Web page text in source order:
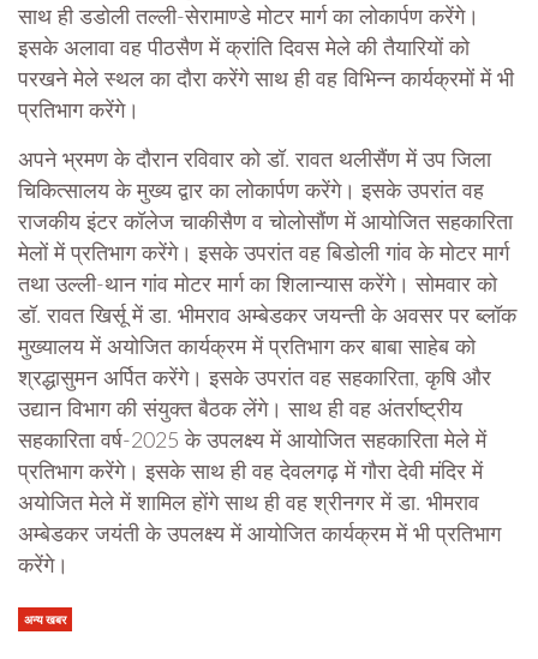
साथ ही डडोली तल्ली-सेरामाण्डे मोटर मार्ग का लोकार्पण करेंगे।
इसके अलावा वह पीठसैण में क्रांति दिवस मेले की तैयारियों को
परखने मेले स्थल का दौरा करेंगे साथ ही वह विभिन्न कार्यक्रमों में भी
प्रतिभाग करेंगे।
अपने भ्रमण के दौरान रविवार को डॉ. रावत थलीसैंण में उप जिला
चिकित्सालय के मुख्य द्वार का लोकार्पण करेंगे। इसके उपरांत वह
राजकीय इंटर कॉलेज चाकीसैण व चोलोसौंण में आयोजित सहकारिता
मेलों में प्रतिभाग करेंगे। इसके उपरांत वह बिडोली गांव के मोटर मार्ग
तथा उल्ली-थान गांव मोटर मार्ग का शिलान्यास करेंगे। सोमवार को
डॉ. रावत खिर्सू में डा. भीमराव अम्बेडकर जयन्ती के अवसर पर ब्लॉक
मुख्यालय में अयोजित कार्यक्रम में प्रतिभाग कर बाबा साहेब को
श्रद्धासुमन अर्पित करेंगे। इसके उपरांत वह सहकारिता, कृषि और
उद्यान विभाग की संयुक्त बैठक लेंगे। साथ ही वह अंतर्राष्ट्रीय
सहकारिता वर्ष-2025 के उपलक्ष्य में आयोजित सहकारिता मेले में
प्रतिभाग करेंगे। इसके साथ ही वह देवलगढ़ में गौरा देवी मंदिर में
अयोजित मेले में शामिल होंगे साथ ही वह श्रीनगर में डा. भीमराव
अम्बेडकर जयंती के उपलक्ष्य में आयोजित कार्यक्रम में भी प्रतिभाग
करेंगे।
अन्य खबर